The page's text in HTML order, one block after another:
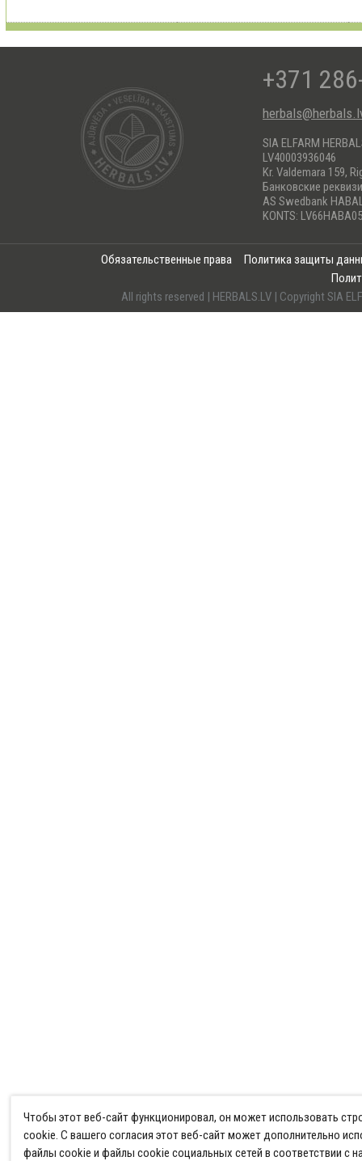
+371
SIA ELFARM
LV40003936046
Kr. Valdemara 159,
Банковские
AS Swedbank
KONTS:
Обязательственные права
Политика защиты
All rights reserved | HERBALS.LV | Copyright SIA
Чтобы этот веб-сайт функционировал, он может использовать
cookie. С вашего согласия этот веб-сайт может дополнительно
файлы cookie и файлы cookie социальных сетей в соответствии с